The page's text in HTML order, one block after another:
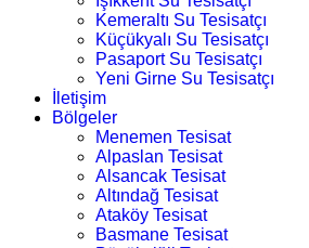
Kemeraltı Su Tesisatçı
Küçükyalı Su Tesisatçı
Pasaport Su Tesisatçı
Yeni Girne Su Tesisatçı
İletişim
Bölgeler
Menemen Tesisat
Alpaslan Tesisat
Alsancak Tesisat
Altındağ Tesisat
Ataköy Tesisat
Basmane Tesisat